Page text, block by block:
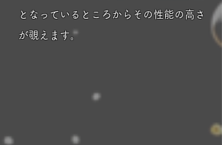
となっているところからその性能の高さ
が覗えます。